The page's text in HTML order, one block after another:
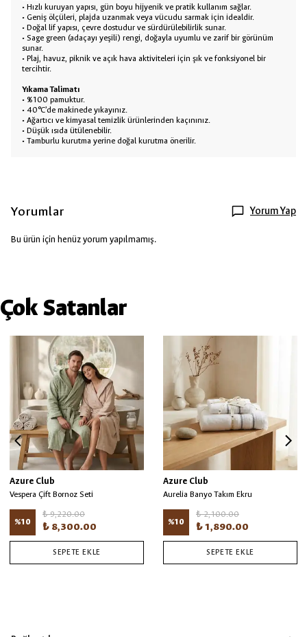
• Hızlı kuruyan yapısı, gün boyu hijyenik ve pratik kullanım sağlar.
• Geniş ölçüleri, plajda uzanmak veya vücudu sarmak için idealdir.
• Doğal lif yapısı, çevre dostudur ve sürdürülebilirlik sunar.
• Sage green (adaçayı yeşili) rengi, doğayla uyumlu ve zarif bir görünüm
sunar.
• Plaj, havuz, piknik ve açık hava aktiviteleri için şık ve fonksiyonel bir
tercihtir.
Yıkama Talimatı
• %100 pamuktur.
• 40°C’de makinede yıkayınız.
• Ağartıcı ve kimyasal temizlik ürünlerinden kaçınınız.
• Düşük ısıda ütülenebilir.
• Tamburlu kurutma yerine doğal kurutma önerilir.
Yorumlar Yorum Yap
Bu ürün için henüz yorum yapılmamış.
Çok Satanlar
Azure Club
Vespera Çift Bornoz Seti
%10
₺ 9,220.00
₺ 8,300.00
SEPETE EKLE
Azure Club
Aurelia Banyo Takım Ekru
%10
₺ 2,100.00
₺ 1,890.00
SEPETE EKLE